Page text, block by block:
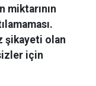
miktarının
şikayeti olan
için